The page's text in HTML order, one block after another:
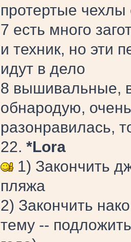
протертые
7 есть много
и техник, но эти
идут в дело
8 вышивальные,
обнародую,
разонравилась,
22. *Lora
1) Закончить
пляжа
2) Закончить
тему --